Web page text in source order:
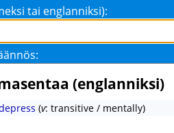
tai englanniksi):
(englanniksi)
(v: transitive / mentally)